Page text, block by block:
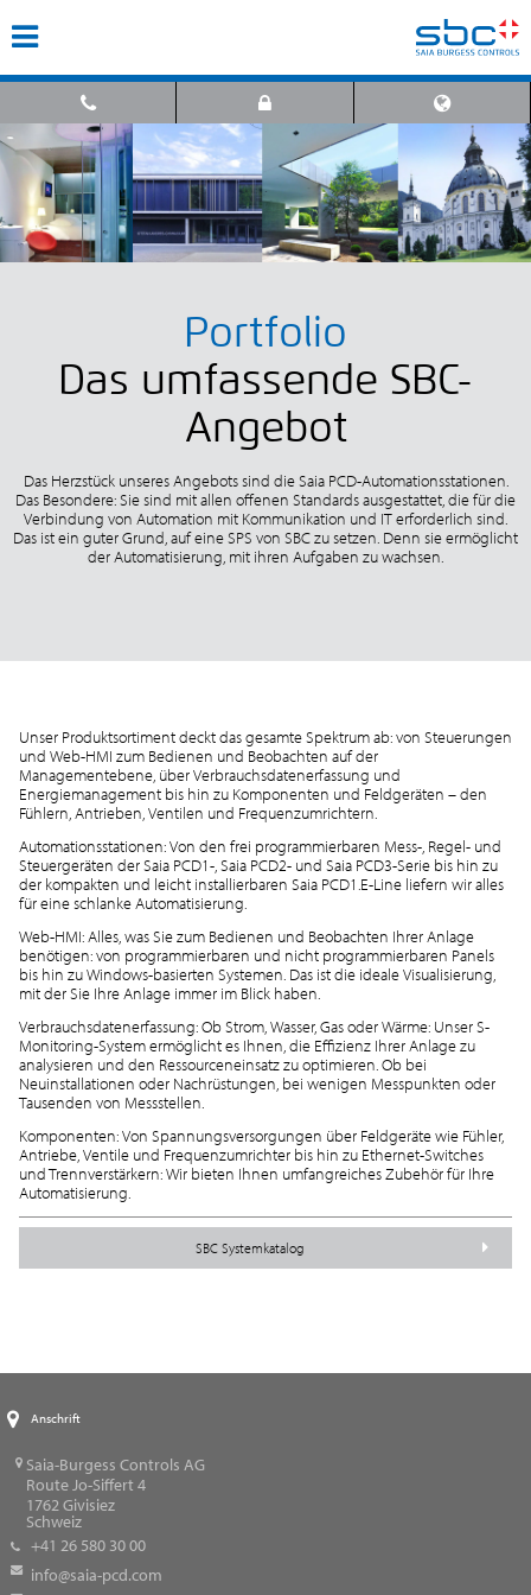
Portfolio
Das umfassende SBC-
Angebot
Das Herzstück unseres Angebots sind die Saia PCD-Automationsstationen.
Das Besondere: Sie sind mit allen offenen Standards ausgestattet, die für die
Verbindung von Automation mit Kommunikation und IT erforderlich sind.
Das ist ein guter Grund, auf eine SPS von SBC zu setzen. Denn sie ermöglicht
der Automatisierung, mit ihren Aufgaben zu wachsen.
Unser Produktsortiment deckt das gesamte Spektrum ab: von Steuerungen
und Web-HMI zum Bedienen und Beobachten auf der
Managementebene, über Verbrauchsdatenerfassung und
Energiemanagement bis hin zu Komponenten und Feldgeräten – den
Fühlern, Antrieben, Ventilen und Frequenzumrichtern.
Automationsstationen: Von den frei programmierbaren Mess-, Regel- und
Steuergeräten der Saia PCD1-, Saia PCD2- und Saia PCD3-Serie bis hin zu
der kompakten und leicht installierbaren Saia PCD1.E-Line liefern wir alles
für eine schlanke Automatisierung.
Web-HMI: Alles, was Sie zum Bedienen und Beobachten Ihrer Anlage
benötigen: von programmierbaren und nicht programmierbaren Panels
bis hin zu Windows-basierten Systemen. Das ist die ideale Visualisierung,
mit der Sie Ihre Anlage immer im Blick haben.
Verbrauchsdatenerfassung: Ob Strom, Wasser, Gas oder Wärme: Unser S-
Monitoring-System ermöglicht es Ihnen, die Effizienz Ihrer Anlage zu
analysieren und den Ressourceneinsatz zu optimieren. Ob bei
Neuinstallationen oder Nachrüstungen, bei wenigen Messpunkten oder
Tausenden von Messstellen.
Komponenten: Von Spannungsversorgungen über Feldgeräte wie Fühler,
Antriebe, Ventile und Frequenzumrichter bis hin zu Ethernet-Switches
und Trennverstärkern: Wir bieten Ihnen umfangreiches Zubehör für Ihre
Automatisierung.
SBC Systemkatalog
Anschrift
Saia-Burgess Controls AG
Route Jo-Siffert 4
1762Givisiez
Schweiz
+41 26 580 30 00
info@saia-pcd.com